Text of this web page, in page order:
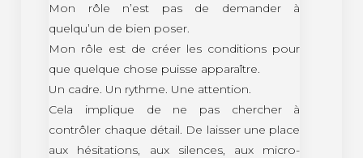
Mon rôle n’est pas de demander à
quelqu’un de bien poser.
Mon rôle est de créer les conditions pour
que quelque chose puisse apparaître.
Un cadre. Un rythme. Une attention.
Cela implique de ne pas chercher à
contrôler chaque détail. De laisser une place
aux hésitations, aux silences, aux micro-